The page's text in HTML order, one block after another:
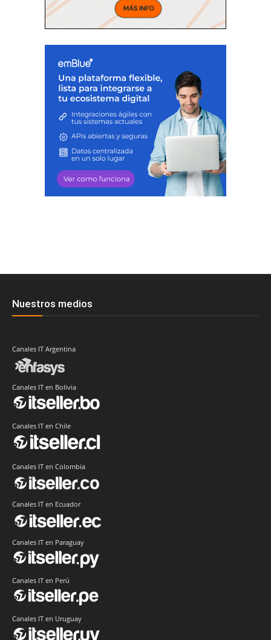
Nuestros medios
Canales IT Argentina
Canales IT en Bolivia
Canales IT en Chile
Canales IT en Colombia
Canales IT en Ecuador
Canales IT en Paraguay
Canales IT en Perú
Canales IT en Uruguay